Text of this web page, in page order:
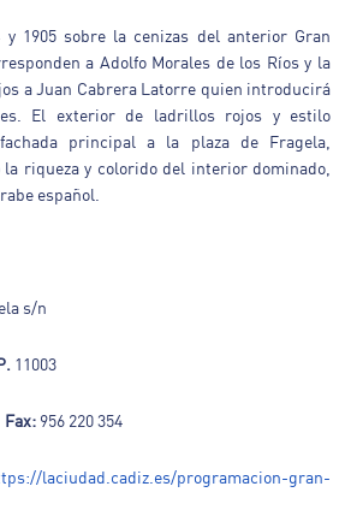
y 1905 sobre la cenizas del anterior Gran
a Adolfo Morales de los Ríos y la
a Juan Cabrera Latorre quien introducirá
El exterior de ladrillos rojos y estilo
principal a la plaza de Fragela,
la riqueza y colorido del interior dominado,
español.
s/n
11003
Fax: 956 220 354
laciudad.cadiz.es/programacion-gran-